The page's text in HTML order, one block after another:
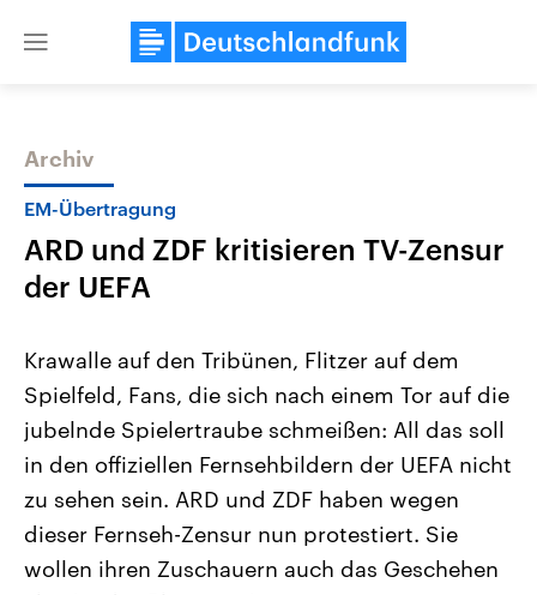
Close
Themen
Landtagswahl Sachsen-Anhalt
2026
Alle Informationen
Sachsen-Anhalt wählt am 6.
September 2026 einen neuen
Landtag. Seit 2021 wird das
Bundesland von einer Koalition aus
Umfragen, Prognosen,
Wahlprogramme, aktuelle Berichte
USA
Aktuelle Beiträge,
Hintergründe
Wirtschaftlich und
gehören die Vereinigten
den mächtigsten Ländern
mit großem Einfluss auf
Archiv
EM-Übertragung
ARD und ZDF kritisieren TV-Zensur
der UEFA
Krawalle auf den Tribünen, Flitzer auf dem
Spielfeld, Fans, die sich nach einem Tor auf die
jubelnde Spielertraube schmeißen: All das soll
in den offiziellen Fernsehbildern der UEFA nicht
zu sehen sein. ARD und ZDF haben wegen
dieser Fernseh-Zensur nun protestiert. Sie
wollen ihren Zuschauern auch das Geschehen